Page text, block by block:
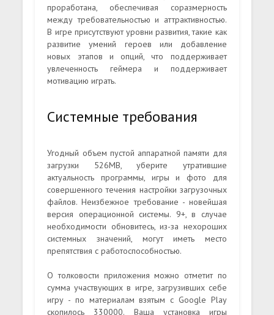
проработана, обеспечивая соразмерность
между требовательностью и аттрактивностью.
В игре присутствуют уровни развития, такие как
развитие умений героев или добавление
новых этапов и опций, что поддерживает
увлеченность геймера и поддерживает
мотивацию играть.
Системные требования
Угодный объем пустой аппаратной памяти для
загрузки 526MB, уберите утратившие
актуальность программы, игры и фото для
совершенного течения настройки загрузочных
файлов. Неизбежное требование - новейшая
версия операционной системы. 9+, в случае
необходимости обновитесь, из-за нехороших
системных значений, могут иметь место
препятствия с работоспособностью.
О толковости приложения можно отметит по
сумма участвующих в игре, загрузивших себе
игру - по материалам взятым с Google Play
скопилось 330000. Ваша установка игры